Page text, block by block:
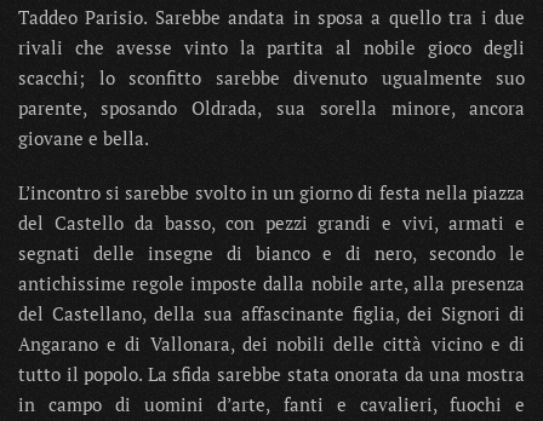
Taddeo Parisio. Sarebbe andata in sposa a quello tra i due
rivali che avesse vinto la partita al nobile gioco degli
scacchi; lo sconfitto sarebbe divenuto ugualmente suo
parente, sposando Oldrada, sua sorella minore, ancora
giovane e bella.
L’incontro si sarebbe svolto in un giorno di festa nella piazza
del Castello da basso, con pezzi grandi e vivi, armati e
segnati delle insegne di bianco e di nero, secondo le
antichissime regole imposte dalla nobile arte, alla presenza
del Castellano, della sua affascinante figlia, dei Signori di
Angarano e di Vallonara, dei nobili delle città vicino e di
tutto il popolo. La sfida sarebbe stata onorata da una mostra
in campo di uomini d’arte, fanti e cavalieri, fuochi e